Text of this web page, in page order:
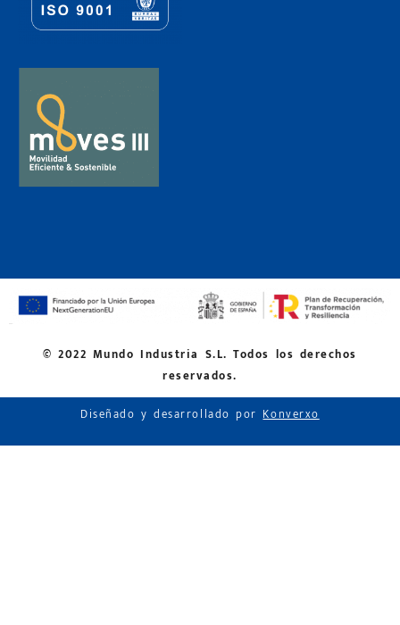
© 2022 Mundo Industria S.L. Todos los derechos
reservados.
Diseñado y desarrollado porKonverxo